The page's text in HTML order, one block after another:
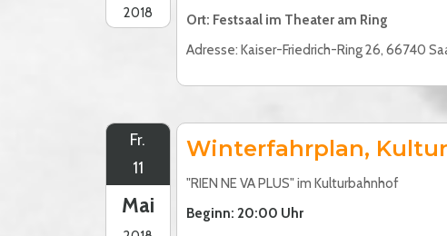
2018
Ort: Festsaal im Theater am Ring
Adresse: Kaiser-Friedrich-Ring 26, 66740
Fr.
11
Mai
Winterfahrplan,
"RIEN NE VA PLUS" im Kulturbahnhof
Beginn: 20:00 Uhr